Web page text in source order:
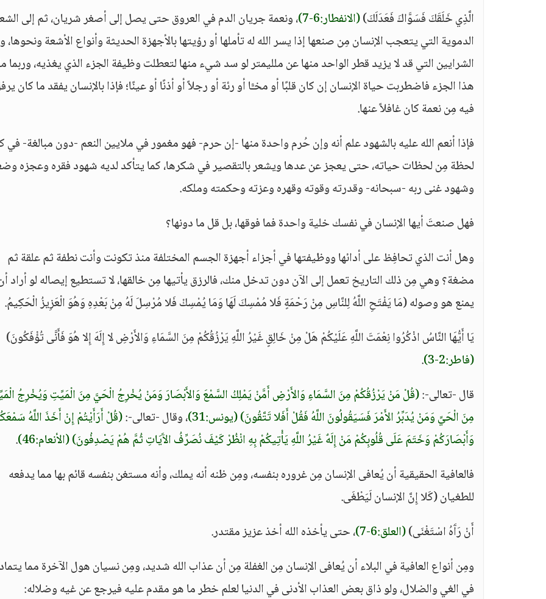
الَّذِي خَلَقَكَ فَسَوَّاكَ فَعَدَلَكَ)(الانفطار:6-7)
، ونعمة جريان الدم في العروق حتى يصل إلى أصغر شريان، ثم إلى
الدموية التي يتعجب الإنسان مِن صنعها إذا يسر الله له تأملها أو رؤيتها بالأجهزة الحديثة وأنواع الأشعة ونحوها،
الشرايين التي قد لا يزيد قطر الواحد منها عن ملليمتر لو سد شيء منها لتعطلت وظيفة الجزء الذي يغذيه، وربما
هذا الجزء فاضطربت حياة الإنسان إن كان قلبًا أو مخـًّا أو رئة أو رجلاً أو أذنًا أو عينًا؛ فإذا بالإنسان يفقد ما كان
فيه مِن نعمة كان غافلاً عنها.
فإذا أنعم الله عليه بالشهود علم أنه وإن حُرم واحدة منها -إن حرم- فهو مغمور في ملايين النعم -دون مبالغة- في
لحظة مِن لحظات حياته، حتى يعجز عن عدها ويشعر بالتقصير في شكرها، كما يتأكد لديه شهود فقره وعجزه
وشهود غنى ربه -سبحانه- وقدرته وقوته وقهره وعزته وحكمته وملكه.
فهل صنعتَ أيها الإنسان في نفسك خلية واحدة فما فوقها، بل قل ما دونها؟
وهل أنت الذي تحافِظ على أدائها ووظيفتها في أجزاء أجهزة الجسم المختلفة منذ تكونت وأنت نطفة ثم علقة ثم
مضغة؟ وهي مِن ذلك التاريخ تعمل إلى الآن دون تدخل منك، فالرزق يأتيها مِن خالقها، لا تستطيع إيصاله لو أراد
يمنع هو وصوله (مَا يَفْتَحِ اللَّهُ لِلنَّاسِ مِنْ رَحْمَةٍ فَلا مُمْسِكَ لَهَا وَمَا يُمْسِكْ فَلا مُرْسِلَ لَهُ مِنْ بَعْدِهِ وَهُوَ الْعَزِيزُ الْحَكِيمُ.
يَا أَيُّهَا النَّاسُ اذْكُرُوا نِعْمَتَ اللَّهِ عَلَيْكُمْ هَلْ مِنْ خَالِقٍ غَيْرُ اللَّهِ يَرْزُقُكُمْ مِنَ السَّمَاءِ وَالأَرْضِ لا إِلَهَ إِلا هُوَ فَأَنَّى تُؤْفَكُونَ)
(فاطر:2-3)
.
قال -تعالى-:(قُلْ مَنْ يَرْزُقُكُمْ مِنَ السَّمَاءِ وَالأَرْضِ أَمَّنْ يَمْلِكُ السَّمْعَ وَالأَبْصَارَ وَمَنْ يُخْرِجُ الْحَيَّ مِنَ الْمَيِّتِ وَيُخْرِجُ
مِنَ الْحَيِّ وَمَنْ يُدَبِّرُ الأَمْرَ فَسَيَقُولُونَ اللَّهُ فَقُلْ أَفَلا تَتَّقُونَ)(يونس:31) ، وقال -تعالى-:(قُلْ أَرَأَيْتُمْ إِنْ أَخَذَ اللَّهُ
وَأَبْصَارَكُمْ وَخَتَمَ عَلَى قُلُوبِكُمْ مَنْ إِلَهٌ غَيْرُ اللَّهِ يَأْتِيكُمْ بِهِ انْظُرْ كَيْفَ نُصَرِّفُ الآَيَاتِ ثُمَّ هُمْ يَصْدِفُونَ)(الأنعام:46)
.
فالعافية الحقيقية أن يُعافى الإنسان مِن غروره بنفسه، ومِن ظنه أنه يملك، وأنه مستغن بنفسه قائم بها مما يدفعه
للطغيان (كَلا إِنَّ الإنسان لَيَطْغَى.
أَنْ رَآَهُ اسْتَغْنَى)(العلق:6-7)
، حتى يأخذه الله أخذ عزيز مقتدر.
ومِن أنواع العافية في البلاء أن يُعافى الإنسان مِن الغفلة مِن أن عذاب الله شديد، ومِن نسيان هول الآخرة مما
في الغي والضلال، ولو ذاق بعض العذاب الأدنى في الدنيا لعلم خطر ما هو مقدم عليه فيرجع عن غيه وضلاله: